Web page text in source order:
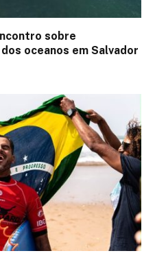
sobre
oceanos em Salvador